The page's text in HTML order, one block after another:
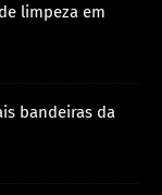
limpeza em
bandeiras da